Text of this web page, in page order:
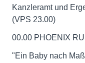
Kanzleramt und
(VPS 23.00)
00.00 PHOENIX
"Ein Baby nach